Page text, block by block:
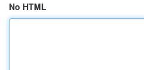
No HTML